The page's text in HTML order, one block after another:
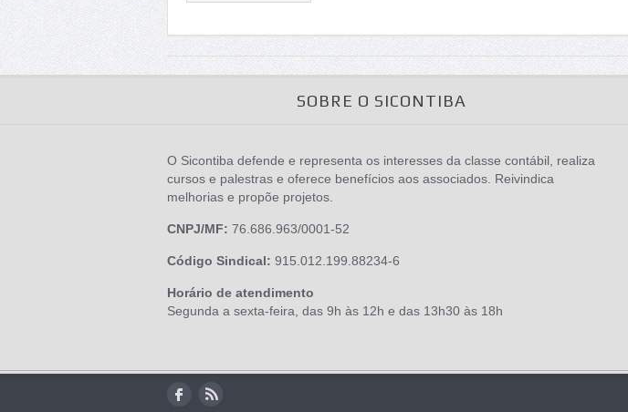
SOBRE O SICONTIBA
O Sicontiba defende e representa os interesses da classe contábil, realiza
cursos e palestras e oferece benefícios aos associados. Reivindica
melhorias e propõe projetos.
CNPJ/MF: 76.686.963/0001-52
Código Sindical: 915.012.199.88234-6
Horário de atendimento
Segunda a sexta-feira, das 9h às 12h e das 13h30 às 18h